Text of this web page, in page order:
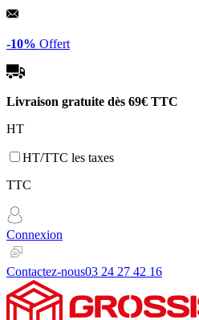
Panneau de gestion des cookies
-10% Offert
Livraison gratuite dès 69€ TTC
HT
HT/TTC les taxes
TTC
Connexion
Contactez-nous03 24 27 42 16